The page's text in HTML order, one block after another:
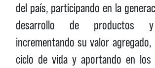
del país, participando en la
desarrollo de productos y
incrementando su valor
ciclo de vida y aportando en los